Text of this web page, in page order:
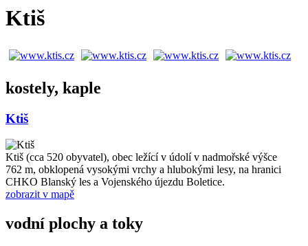
Ktiš
kostely, kaple
Ktiš
Ktiš (cca 520 obyvatel), obec ležící v údolí v nadmořské výšce
762 m, obklopená vysokými vrchy a hlubokými lesy, na hranici
CHKO Blanský les a Vojenského újezdu Boletice.
zobrazit v mapě
vodní plochy a toky